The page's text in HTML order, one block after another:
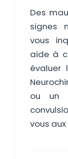
Des
signes
vous
aide à
évaluer
ou un
vous